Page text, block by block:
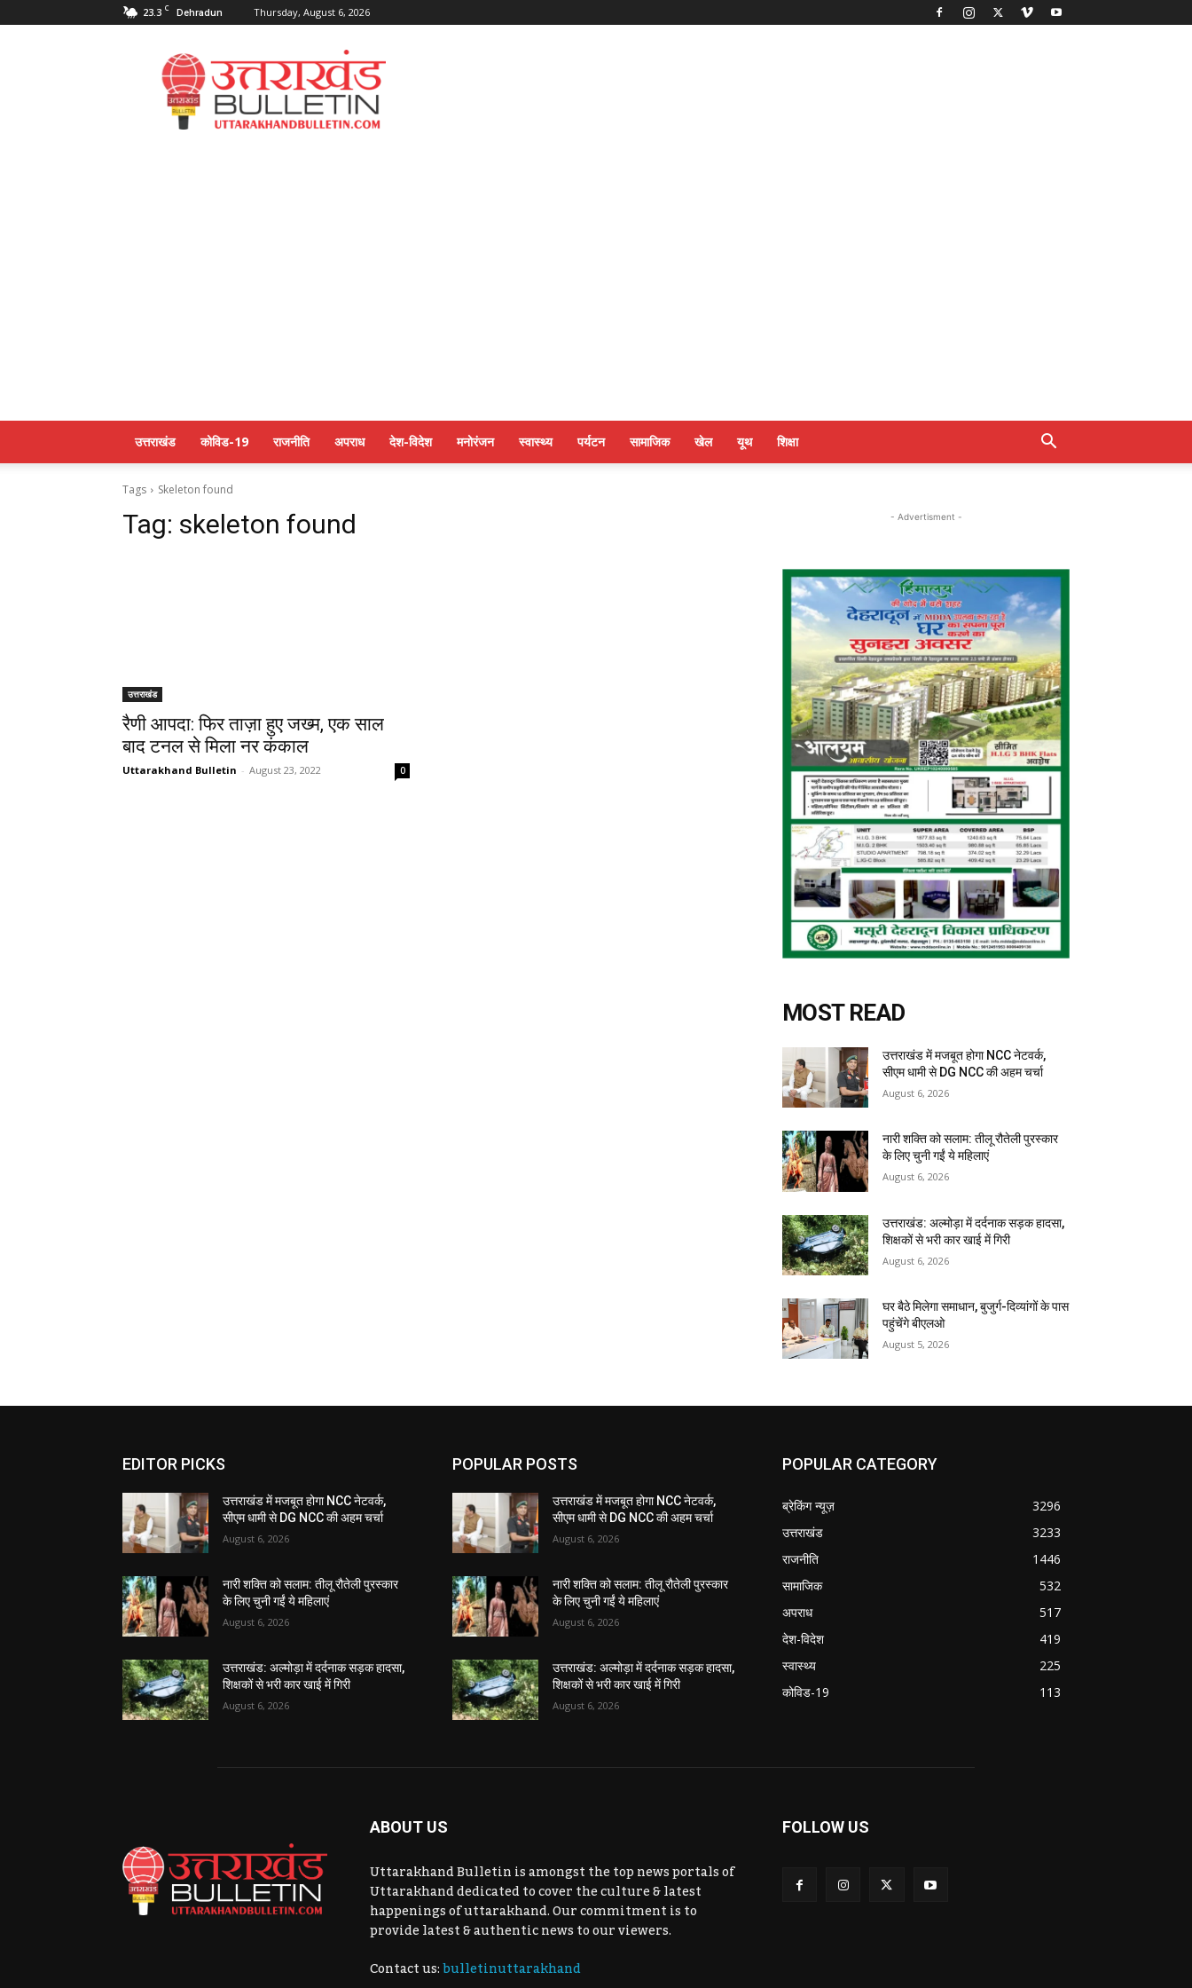
23.3 C Dehradun Thursday, August 6, 2026
Uttarakahnd
Bulletin
उत्तराखंड कोविड-19 राजनीति अपराध देश-विदेश मनोरंजन स्वास्थ्य पर्यटन सामाजिक खेल यूथ शिक्षा
Tags Skeleton found
Tag: skeleton found
उत्तराखंड
रैणी आपदा: फिर ताज़ा हुए जख्म, एक साल
बाद टनल से मिला नर कंकाल
Uttarakhand Bulletin - August 23, 2022 0
- Advertisment -
MOST READ
उत्तराखंड में मजबूत होगा NCC नेटवर्क,
सीएम धामी से DG NCC की अहम चर्चा
August 6, 2026
नारी शक्ति को सलाम: तीलू रौतेली पुरस्कार
के लिए चुनी गईं ये महिलाएं
August 6, 2026
उत्तराखंड: अल्मोड़ा में दर्दनाक सड़क हादसा,
शिक्षकों से भरी कार खाई में गिरी
August 6, 2026
घर बैठे मिलेगा समाधान, बुजुर्ग-दिव्यांगों के पास
पहुंचेंगे बीएलओ
August 5, 2026
EDITOR PICKS
उत्तराखंड में मजबूत होगा NCC नेटवर्क,
सीएम धामी से DG NCC की अहम चर्चा
August 6, 2026
नारी शक्ति को सलाम: तीलू रौतेली पुरस्कार
के लिए चुनी गईं ये महिलाएं
August 6, 2026
उत्तराखंड: अल्मोड़ा में दर्दनाक सड़क हादसा,
शिक्षकों से भरी कार खाई में गिरी
August 6, 2026
POPULAR POSTS
उत्तराखंड में मजबूत होगा NCC नेटवर्क,
सीएम धामी से DG NCC की अहम चर्चा
August 6, 2026
नारी शक्ति को सलाम: तीलू रौतेली पुरस्कार
के लिए चुनी गईं ये महिलाएं
August 6, 2026
उत्तराखंड: अल्मोड़ा में दर्दनाक सड़क हादसा,
शिक्षकों से भरी कार खाई में गिरी
August 6, 2026
POPULAR CATEGORY
ब्रेकिंग न्यूज़
3296
उत्तराखंड
3233
राजनीति
1446
सामाजिक
532
अपराध
517
देश-विदेश
419
स्वास्थ्य
225
कोविड-19
113
ABOUT US
Uttarakhand Bulletin is amongst the top news portals of
Uttarakhand dedicated to cover the culture & latest
happenings of uttarakhand. Our commitment is to
provide latest & authentic news to our viewers.
Contact us:bulletinuttarakhand
FOLLOW US